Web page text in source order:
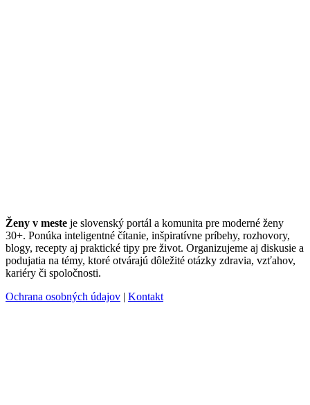
Ženy v meste je slovenský portál a komunita pre moderné ženy
30+. Ponúka inteligentné čítanie, inšpiratívne príbehy, rozhovory,
blogy, recepty aj praktické tipy pre život. Organizujeme aj diskusie a
podujatia na témy, ktoré otvárajú dôležité otázky zdravia, vzťahov,
kariéry či spoločnosti.
Ochrana osobných údajov | Kontakt